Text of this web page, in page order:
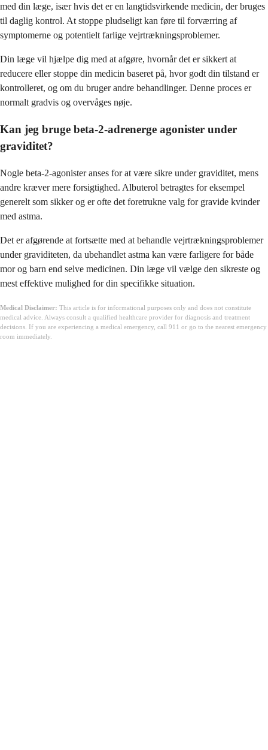
med din læge, især hvis det er en langtidsvirkende medicin, der bruges
til daglig kontrol. At stoppe pludseligt kan føre til forværring af
symptomerne og potentielt farlige vejrtrækningsproblemer.
Din læge vil hjælpe dig med at afgøre, hvornår det er sikkert at
reducere eller stoppe din medicin baseret på, hvor godt din tilstand er
kontrolleret, og om du bruger andre behandlinger. Denne proces er
normalt gradvis og overvåges nøje.
Kan jeg bruge beta-2-adrenerge agonister under
graviditet?
Nogle beta-2-agonister anses for at være sikre under graviditet, mens
andre kræver mere forsigtighed. Albuterol betragtes for eksempel
generelt som sikker og er ofte det foretrukne valg for gravide kvinder
med astma.
Det er afgørende at fortsætte med at behandle vejrtrækningsproblemer
under graviditeten, da ubehandlet astma kan være farligere for både
mor og barn end selve medicinen. Din læge vil vælge den sikreste og
mest effektive mulighed for din specifikke situation.
Medical Disclaimer: This article is for informational purposes only and does not constitute
medical advice. Always consult a qualified healthcare provider for diagnosis and treatment
decisions. If you are experiencing a medical emergency, call 911 or go to the nearest emergency
room immediately.